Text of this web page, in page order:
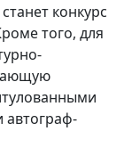
конкурс
того, для
автограф-